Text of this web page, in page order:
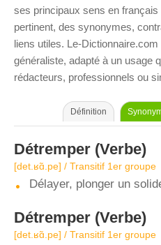
ses principaux sens en français
pertinent, des synonymes,
liens utiles. Le-
généraliste, adapté à un usage
rédacteurs, professionnels ou
Définition
Détremper (Verbe)
[det.ʁɑ̃.pe] / Transitif 1er groupe
Délayer, plonger un
Détremper (Verbe)
[det.ʁɑ̃.pe] / Transitif 1er groupe